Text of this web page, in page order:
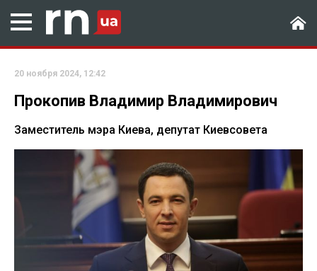
20 ноября 2024, 12:42
Прокопив Владимир Владимирович
Заместитель мэра Киева, депутат Киевсовета